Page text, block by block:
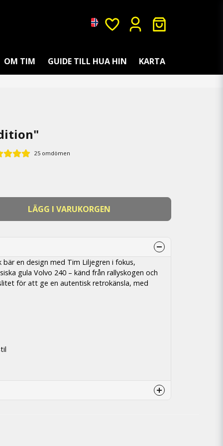
OM TIM GUIDE TILL HUA HIN KARTA
25 omdömen
LÄGG I VARUKORGEN
en design med Tim Liljegren i fokus,
gula Volvo 240 – känd från rallyskogen och
för att ge en autentisk retrokänsla, med